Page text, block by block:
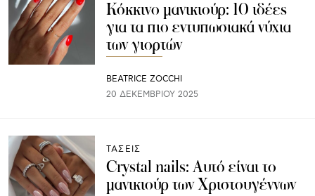
Κόκκινο μανικιούρ: 10 ιδέες
για τα πιο εντυπωσιακά νύχια
των γιορτών
BEATRICE ZOCCHI
20 ΔΕΚΕΜΒΡΊΟΥ 2025
ΤΑΣΕΙΣ
Crystal nails: Αυτό είναι το
μανικιούρ των Χριστουγέννων